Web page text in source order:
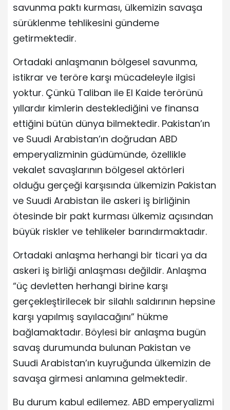
savunma paktı kurması, ülkemizin savaşa
sürüklenme tehlikesini gündeme
getirmektedir.
Ortadaki anlaşmanın bölgesel savunma,
istikrar ve teröre karşı mücadeleyle ilgisi
yoktur. Çünkü Taliban ile El Kaide terörünü
yıllardır kimlerin desteklediğini ve finansa
ettiğini bütün dünya bilmektedir. Pakistan’ın
ve Suudi Arabistan’ın doğrudan ABD
emperyalizminin güdümünde, özellikle
vekalet savaşlarının bölgesel aktörleri
olduğu gerçeği karşısında ülkemizin Pakistan
ve Suudi Arabistan ile askeri iş birliğinin
ötesinde bir pakt kurması ülkemiz açısından
büyük riskler ve tehlikeler barındırmaktadır.
Ortadaki anlaşma herhangi bir ticari ya da
askeri iş birliği anlaşması değildir. Anlaşma
“üç devletten herhangi birine karşı
gerçekleştirilecek bir silahlı saldırının hepsine
karşı yapılmış sayılacağını” hükme
bağlamaktadır. Böylesi bir anlaşma bugün
savaş durumunda bulunan Pakistan ve
Suudi Arabistan’ın kuyruğunda ülkemizin de
savaşa girmesi anlamına gelmektedir.
Bu durum kabul edilemez. ABD emperyalizmi